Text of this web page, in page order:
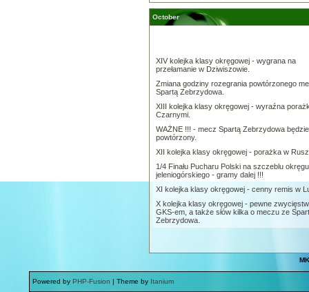
October
XIV kolejka klasy okręgowej - wygrana na
przełamanie w Dziwiszowie.
Zmiana godziny rozegrania powtórzonego
Spartą Zebrzydowa.
XIII kolejka klasy okręgowej - wyraźna
Czarnymi.
WAŻNE !!! - mecz Spartą Zebrzydowa będzie
powtórzony.
XII kolejka klasy okręgowej - porażka w
1/4 Finału Pucharu Polski na szczeblu okręgu
jeleniogórskiego - gramy dalej !!!
XI kolejka klasy okręgowej - cenny remis w
X kolejka klasy okręgowej - pewne
GKS-em, a także słów kilka o meczu ze
Zebrzydowa.
Powered by PHP-Fusion | Theme by Itanium